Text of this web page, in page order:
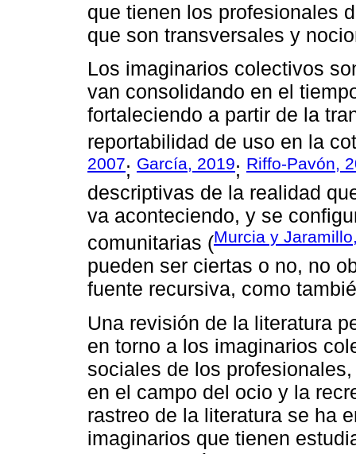
que tienen los profesionales
que son transversales y
Los imaginarios colectivos
van consolidando en el
fortaleciendo a partir de la
reportabilidad de uso en la
2007; García, 2019; Riffo-Pavón,
descriptivas de la realidad
va aconteciendo, y se
comunitarias (Murcia y
pueden ser ciertas o no, no
fuente recursiva, como
Una revisión de la literatura
en torno a los imaginarios
sociales de los
en el campo del ocio y la
rastreo de la literatura se ha
imaginarios que tienen